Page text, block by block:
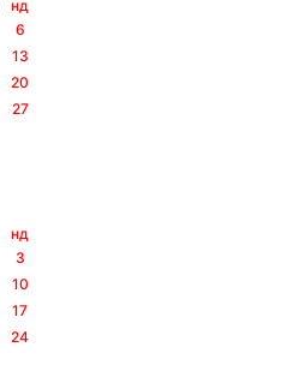
нд
6
13
20
27
нд
3
10
17
24